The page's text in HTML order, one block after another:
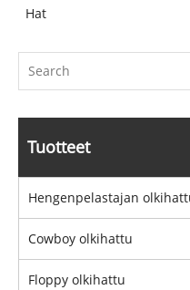
Hat
Tuotteet
Hengenpelastajan
Cowboy olkihattu
Floppy olkihattu